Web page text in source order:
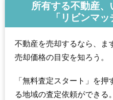
所有する不動産、
「リビンマ
不動産を売却するなら、ま
売却価格の目安を知ろう。
「無料査定スタート」を
る地域の査定依頼ができる。